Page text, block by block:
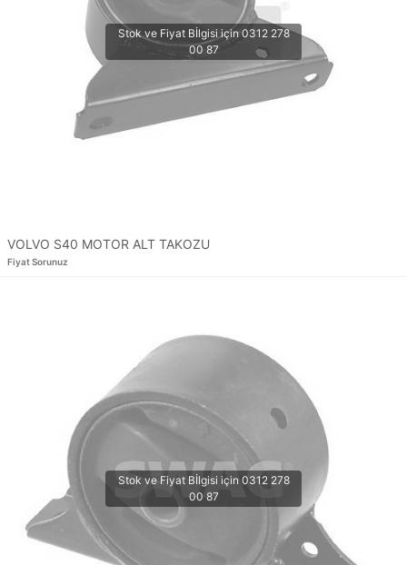
VOLVO S40 MOTOR ALT TAKOZU
Fiyat Sorunuz